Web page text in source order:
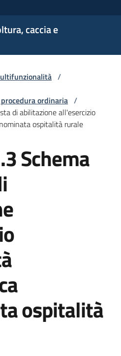
caccia e
/
ordinaria /
di abilitazione all'esercizio
ospitalità rurale
Schema
ospitalità